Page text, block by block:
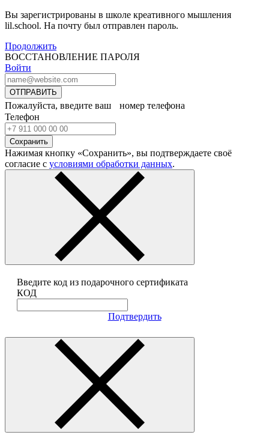
Вы зарегистрированы в школе креативного мышления
lil.school. На почту был отправлен пароль.
Продолжить
ВОССТАНОВЛЕНИЕ ПАРОЛЯ
Войти
ОТПРАВИТЬ
Пожалуйста, введите ваш номер телефона
Телефон
Сохранить
Нажимая кнопку «Сохранить», вы подтверждаете своё
согласие с условиями обработки данных.
Введите код из подарочного сертификата
КОД
Подтвердить